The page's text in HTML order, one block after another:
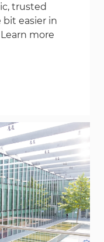
trusted
easier in
more